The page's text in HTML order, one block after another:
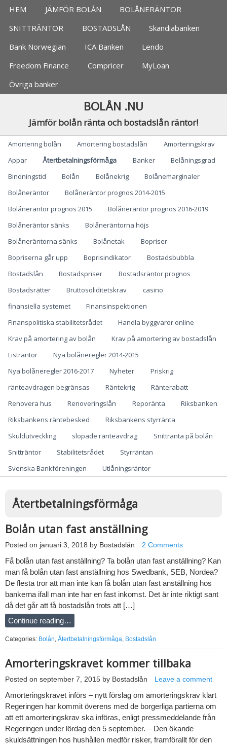
Jämför bolån, banker
HEM JÄMFÖR BOLÅN
BOLÅNERÄNTOR
SNITTRÄNTOR
BOSTADSLÅN
Skandiabanken
Bank Norwegian
ICA Banken
Lendo
Freedom Finance
Compricer
MyLoan
Övriga banker
BOLÅN .NU
Jämför bolån ränta och bostadslån räntor!
Categories
Amortering bolån Amortering bostadslån
Amorteringskrav
Appar
Återtbetalningsförmåga Banker
Belåningsgrad
Bindningstid
Bolån Bolånekrig
Bolånemarginaler
Bolåneräntor
Bolåneräntor prognos 2014-2015
Bolåneräntor prognos 2015
Bolåneräntor prognos 2016-2019
Bolåneräntor sänks
Bolåneräntorna höjs
Bolåneräntorna sänks
Bolånetak
Bopriser
Bopriserna går upp
Boprisindikator
Bostadsbubbla
Bostadslån
Bostadspriser
Bostadsräntor prognos
Bostadsrätter
Bruttosoliditetskrav
casino
finansiella systemet
Finansinspektionen
Finanspolitiska stabilitetsrådet
Handla byggvaror online
Krav på amortering av bolån
Krav på amortering av bostadslån
Listräntor
Nya bolåneregler 2014-2015
Nya bolåneregler 2016-2017
Nyheter
Priskrig
ränteavdragen begränsas
Räntekrig
Ränterabatt
Renovera hus
Renoveringslån Reporänta
Riksbanken
Riksbankens räntebesked
Riksbankens styrränta
Skuldutveckling
slopade ränteavdrag
Snittränta på bolån
Snitträntor
Stabilitetsrådet
Styrräntan
Svenska Bankföreningen
Utlåningsräntor
Återtbetalningsförmåga
Bolån utan fast anställning
Posted on januari 3, 2018 by Bostadslån 2 Comments
Få bolån utan fast anställning? Ta bolån utan fast anställning? Kan
man få bolån utan fast anställning hos Swedbank, SEB, Nordea?
De flesta tror att man inte kan få bolån utan fast anställning hos
bankerna ifall man inte har en fast inkomst. Det är inte riktigt sant
då det går att få bostadslån trots att […]
Continue reading…
Categories: Bolån Återtbetalningsförmåga Bostadslån
Amorteringskravet kommer tillbaka
Posted on september 7, 2015 by Bostadslån Leave a comment
Amorteringskravet införs – nytt förslag om amorteringskrav klart
Regeringen har kommit överens med de borgerliga partierna om
att ett amorteringskrav ska införas, enligt pressmeddelande från
Regeringen under lördag den 5 september. – Den ökande
skuldsättningen hos hushållen medför risker, framförallt för den